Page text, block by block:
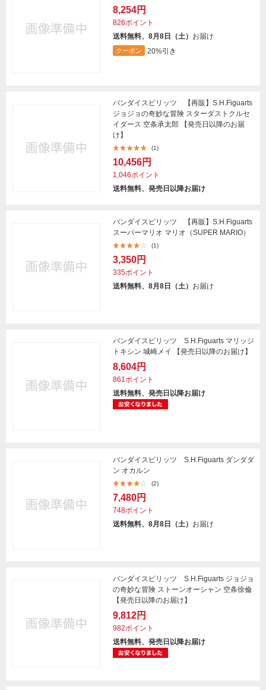
8,254円
826ポイント
送料無料、8月8日（土） お届け
クーポン 20%引き
バンダイスピリッツ 【再販】S.H.Figuarts
ジョジョの奇妙な冒険 スターダストクルセ
イダース 空条承太郎 【発売日以降のお届
け】
(1)
10,456円
1,046ポイント
送料無料、発売日以降お届け
バンダイスピリッツ 【再販】S.H.Figuarts
スーパーマリオ マリオ（SUPER MARIO）
(1)
3,350円
335ポイント
送料無料、8月8日（土） お届け
バンダイスピリッツ S.H.Figuarts マリッジ
トキシン 城崎メイ 【発売日以降のお届け】
8,604円
861ポイント
送料無料、発売日以降お届け
バンダイスピリッツ S.H.Figuarts ダンダダ
ン オカルン
(2)
7,480円
748ポイント
送料無料、8月8日（土） お届け
バンダイスピリッツ S.H.Figuarts ジョジョ
の奇妙な冒険 ストーンオーシャン 空条徐倫
【発売日以降のお届け】
9,812円
982ポイント
送料無料、発売日以降お届け